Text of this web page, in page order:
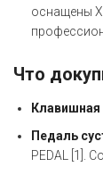
оснащены
Что
Клавишная
Педаль
PEDAL [1].